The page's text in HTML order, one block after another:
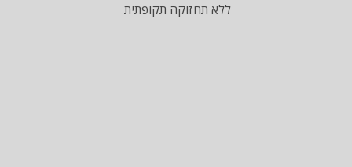
ללא תחזוקה תקופתית